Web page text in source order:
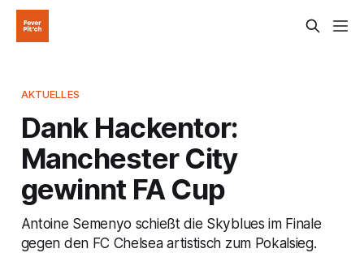
AKTUELLES
Dank Hackentor:
Manchester City
gewinnt FA Cup
Antoine Semenyo schießt die Skyblues im Finale
gegen den FC Chelsea artistisch zum Pokalsieg.